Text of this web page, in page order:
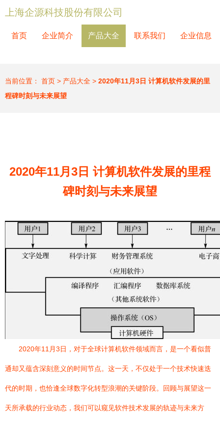
上海企源科技股份有限公司
首页 企业简介 产品大全 联系我们 企业信息
当前位置： 首页 > 产品大全 > 2020年11月3日 计算机软件发展的里
程碑时刻与未来展望
2020年11月3日 计算机软件发展的里程
碑时刻与未来展望
2020年11月3日，对于全球计算机软件领域而言，是一个看似普
通却又蕴含深刻意义的时间节点。这一天，不仅处于一个技术快速迭
代的时期，也恰逢全球数字化转型浪潮的关键阶段。回顾与展望这一
天所承载的行业动态，我们可以窥见软件技术发展的轨迹与未来方